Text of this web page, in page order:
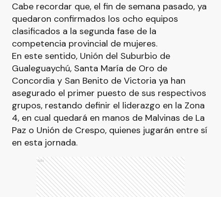
Cabe recordar que, el fin de semana pasado, ya
quedaron confirmados los ocho equipos
clasificados a la segunda fase de la
competencia provincial de mujeres.
En este sentido, Unión del Suburbio de
Gualeguaychú, Santa María de Oro de
Concordia y San Benito de Victoria ya han
asegurado el primer puesto de sus respectivos
grupos, restando definir el liderazgo en la Zona
4, en cual quedará en manos de Malvinas de La
Paz o Unión de Crespo, quienes jugarán entre sí
en esta jornada.
Ads